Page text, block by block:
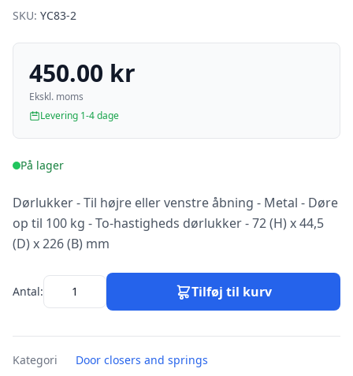
SKU: YC83-2
450.00 kr
Ekskl. moms
Levering 1-4 dage
På lager
Dørlukker - Til højre eller venstre åbning - Metal - Døre
op til 100 kg - To-hastigheds dørlukker - 72 (H) x 44,5
(D) x 226 (B) mm
Antal: Tilføj til kurv
Kategori
Door closers and springs